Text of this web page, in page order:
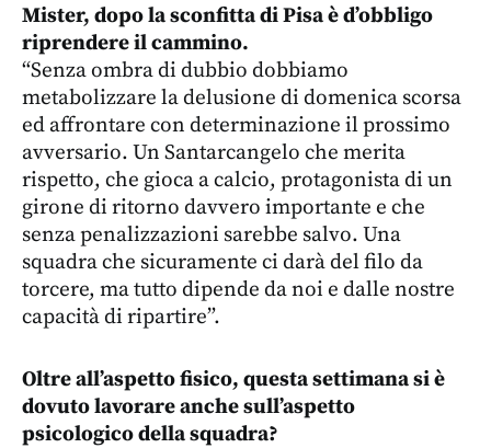
Mister, dopo la sconfitta di Pisa è d’obbligo
riprendere il cammino.
“Senza ombra di dubbio dobbiamo
metabolizzare la delusione di domenica scorsa
ed affrontare con determinazione il prossimo
avversario. Un Santarcangelo che merita
rispetto, che gioca a calcio, protagonista di un
girone di ritorno davvero importante e che
senza penalizzazioni sarebbe salvo. Una
squadra che sicuramente ci darà del filo da
torcere, ma tutto dipende da noi e dalle nostre
capacità di ripartire”.
Oltre all’aspetto fisico, questa settimana si è
dovuto lavorare anche sull’aspetto
psicologico della squadra?